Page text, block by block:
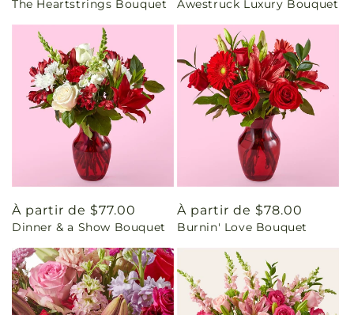
habituel
The Heartstrings Bouquet habituel
Awestruck Luxury Bouquet
Prix
habituel
À partir de $77.00
Dinner & a Show Bouquet
Prix
habituel
À partir de $78.00
Burnin' Love Bouquet